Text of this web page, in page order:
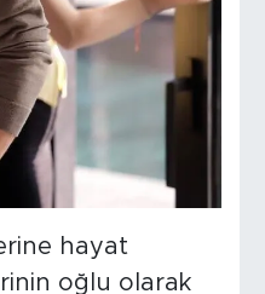
hayat
oğlu olarak